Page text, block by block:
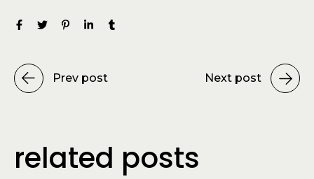
Prev post Next post
related posts